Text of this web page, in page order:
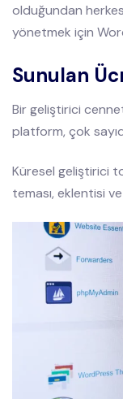
olduğundan
yönetmek için
Sunulan
Bir geliştirici
platform, çok
Küresel geliştirici
teması, eklentisi